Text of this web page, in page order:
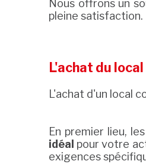
Nous offrons un
pleine satisfaction.
L'achat du
L'achat d'un local
En premier lieu,
idéal pour votre
exigences